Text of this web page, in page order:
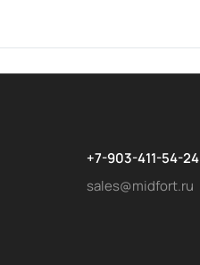
+7-903-411-54-24
sales@midfort.ru